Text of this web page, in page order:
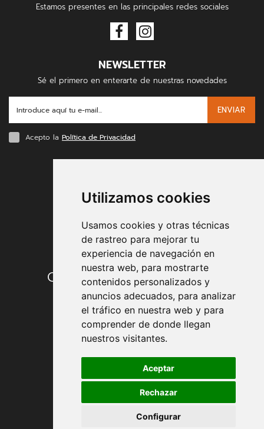
Utilizamos cookies
Usamos cookies y otras técnicas
de rastreo para mejorar tu
experiencia de navegación en
nuestra web, para mostrarte
contenidos personalizados y
anuncios adecuados, para analizar
el tráfico en nuestra web y para
comprender de donde llegan
nuestros visitantes.
Aceptar
Rechazar
Configurar
Estamos presentes en las principales redes sociales
NEWSLETTER
Sé el primero en enterarte de nuestras novedades
ENVIAR
Acepto la Política de Privacidad
Condiciones de contratación
Envío y entrega
Devoluciones
Formas de pago
Política de Privacidad